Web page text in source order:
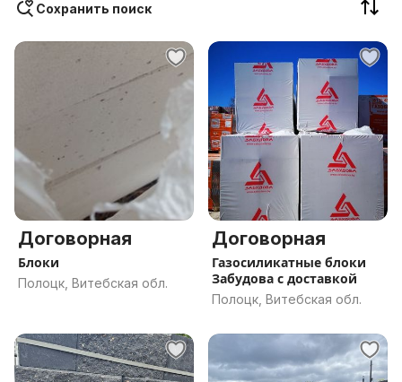
Сохранить поиск
Договорная
Блоки
Полоцк, Витебская обл.
Договорная
Газосиликатные блоки
Забудова с доставкой
Полоцк, Витебская обл.